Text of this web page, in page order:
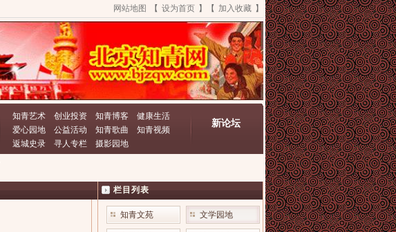
网站地图 【 设为首页 】【 加入收藏 】
知青艺术 创业投资 知青博客
健康生活
爱心园地
公益活动 知青歌曲
知青视频
返城史录
寻人专栏 摄影园地
新论坛
栏目列表
知青文苑 文学园地